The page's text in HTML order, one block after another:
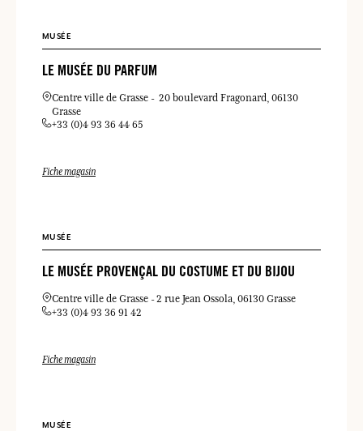
MUSÉE
LE MUSÉE DU PARFUM
Centre ville de Grasse 20 boulevard Fragonard 06130
Grasse
+33 (0)4 93 36 44 65
Fiche magasin
MUSÉE
LE MUSÉE PROVENÇAL DU COSTUME ET DU BIJOU
Centre ville de Grasse 2 rue Jean Ossola 06130 Grasse
+33 (0)4 93 36 91 42
Fiche magasin
MUSÉE